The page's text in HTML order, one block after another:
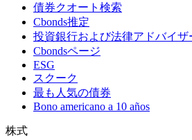
債券クオート検索
Cbonds推定
投資銀行および法律アドバイザ
Cbondsページ
ESG
スクーク
最も人気の債券
Bono americano a 10 años
株式